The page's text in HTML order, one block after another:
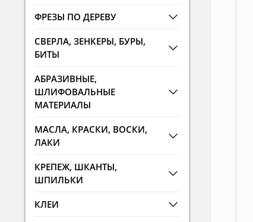
ФРЕЗЫ ПО ДЕРЕВУ
СВЕРЛА, ЗЕНКЕРЫ, БУРЫ,
БИТЫ
АБРАЗИВНЫЕ,
ШЛИФОВАЛЬНЫЕ
МАТЕРИАЛЫ
МАСЛА, КРАСКИ, ВОСКИ,
ЛАКИ
КРЕПЕЖ, ШКАНТЫ,
ШПИЛЬКИ
КЛЕИ